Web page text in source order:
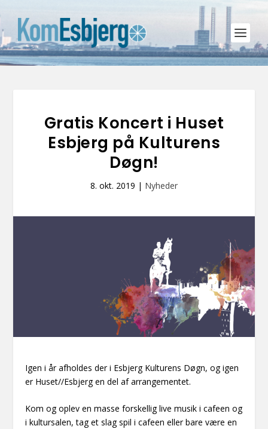
Gratis Koncert i Huset
Esbjerg på Kulturens
Døgn!
8. okt. 2019 | Nyheder
Igen i år afholdes der i Esbjerg Kulturens Døgn, og igen
er Huset//Esbjerg en del af arrangementet.
Kom og oplev en masse forskellig live musik i cafeen og
i kultursalen, tag et slag spil i cafeen eller bare være en